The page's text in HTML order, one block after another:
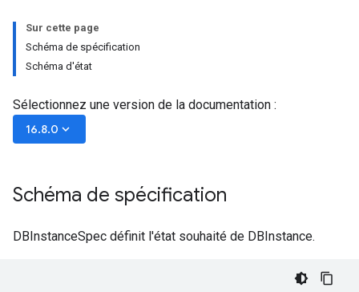
Sur cette page
Schéma de spécification
Schéma d'état
Sélectionnez une version de la documentation :
16.8.0 keyboard_arrow_down
Schéma de spécification
DBInstanceSpec définit l'état souhaité de DBInstance.